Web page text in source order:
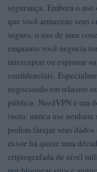
segurança. Embora o
que você armazene seus
seguro, o uso de uma
enquanto você negocia
interceptar ou espionar
confidenciais.
negociando em trânsito
pública. NordVPN é um
(nota: nunca use
podem farejar seus
existe há quase uma
criptografada de nível